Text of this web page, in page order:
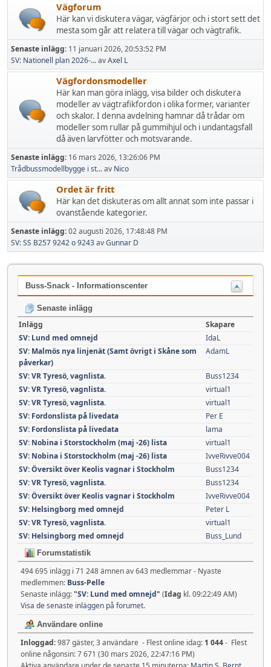
Vägforum
Här kan vi diskutera vägar, vägfärjor och i stort sett det
mesta som går att relatera till vägar och vägtrafik.
Senaste inlägg: 11 januari 2026, 20:53:52 PM
SV: Nationell plan 2026-...avAxel L
Vägfordonsmodeller
Här kan man göra inlägg, visa bilder och diskutera
modeller av vägtrafikfordon i olika former, varianter
och skalor. I denna avdelning hamnar då trådar om
modeller som rullar på gummihjul och i undantagsfall
då även larvfötter och motsvarande.
Senaste inlägg: 16 mars 2026, 13:26:06 PM
Trådbussmodellbygge i st...av Nico
Ordet är fritt
Här kan det diskuteras om allt annat som inte passar i
ovanstående kategorier.
Senaste inlägg:02 augusti 2026, 17:48:48 PM
SV: SS B257 9242 o 9243avGunnar D
Buss-Snack - Informationscenter
Senaste inlägg
Inlägg
Skapare
SV: Lund med omnejd
IdaL
SV: Malmös nya linjenät (Samt övrigt i Skåne som
påverkar)
AdamL
SV: VR Tyresö, vagnlista.
Buss1234
SV: VR Tyresö, vagnlista.
virtual1
SV: VR Tyresö, vagnlista.
virtual1
SV: Fordonslista på livedata
Per E
SV: Fordonslista på livedata
lama
SV: Nobina i Storstockholm (maj -26) lista
virtual1
SV: Nobina i Storstockholm (maj -26) lista
IvveRivve004
SV: Översikt över Keolis vagnar i Stockholm
Buss1234
SV: VR Tyresö, vagnlista.
Buss1234
SV: Översikt över Keolis vagnar i Stockholm
IvveRivve004
SV: Helsingborg med omnejd
Peter L
SV: VR Tyresö, vagnlista.
virtual1
SV: Helsingborg med omnejd
Buss_Lund
Forumstatistik
494 695 inlägg i 71 248 ämnen av 643 medlemmar - Nyaste
medlemmen: Buss-Pelle
Senaste inlägg:"SV: Lund med omnejd" (Idag kl. 09:22:49 AM)
Visa de senaste inläggen på forumet.
Användare online
Inloggad:987 gäster, 3 användare - Flest online idag: 1 044- Flest
online någonsin: 7 671 (30 mars 2026, 22:47:16 PM)